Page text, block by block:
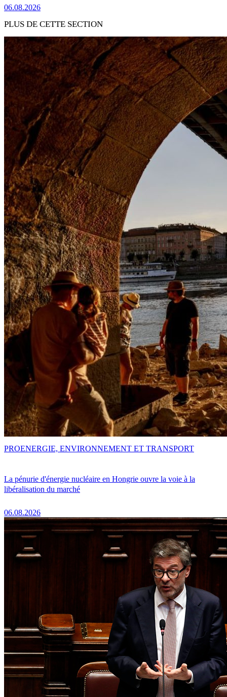
06.08.2026
PLUS DE CETTE SECTION
La pénurie d'énergie nucléaire en Hongrie ouvre la voie à la
libéralisation du marché
06.08.2026
PROENERGIE, ENVIRONNEMENT ET TRANSPORT